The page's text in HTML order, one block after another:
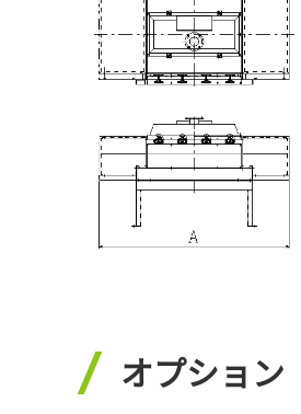
オプション